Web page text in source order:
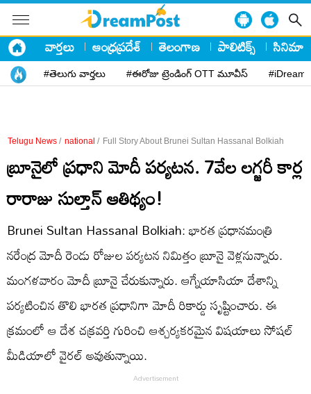
వార్తలు ఆంధ్రప్రదేశ్ తెలంగాణ పాలిటిక్స్ సినిమా
#తెలుగు వార్తలు #ఈరోజు ట్రెండింగ్ OTT మూవీస్
Telugu News / national / Full Story About Brunei Sultan Hassanal Bolkiah
బ్రూనైలో ప్రధాని మోదీ పర్యటన. 7వేల లగ్జరీ కార్ల
రారాజు సుల్తాన్ ఆతిథ్యం!
Brunei Sultan Hassanal Bolkiah: భారత ప్రధానమంత్రి
నరేంద్ర మోదీ రెండు రోజుల పర్యటన నిమిత్తం బ్రూనై వెళ్లనున్నారు.
మంగళవారం మోదీ బ్రూనై చేరుకున్నారు. ఆగ్నేయాసియా దేశాన్ని
పర్యటించిన తొలి భారత ప్రధానిగా మోదీ రికార్డు సృష్టించారు. ఈ
క్రమంలో ఆ దేశ చక్రవర్తి గురించి ఆశ్చర్యకరమైన విషయాలు సోషల్
మీడియాలో వైరల్ అవుతున్నాయి.